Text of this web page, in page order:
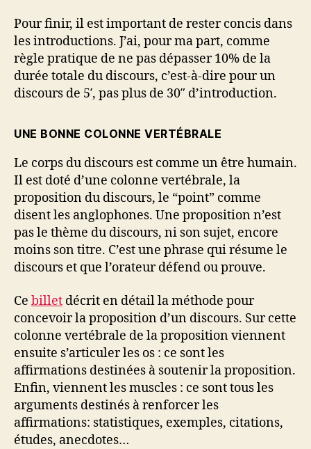
Pour finir, il est important de rester concis dans
les introductions. J’ai, pour ma part, comme
règle pratique de ne pas dépasser 10% de la
durée totale du discours, c’est-à-dire pour un
discours de 5′, pas plus de 30″ d’introduction.
UNE BONNE COLONNE VERTÉBRALE
Le corps du discours est comme un être humain.
Il est doté d’une colonne vertébrale, la
proposition du discours, le “point” comme
disent les anglophones. Une proposition n’est
pas le thème du discours, ni son sujet, encore
moins son titre. C’est une phrase qui résume le
discours et que l’orateur défend ou prouve.
Ce billet décrit en détail la méthode pour
concevoir la proposition d’un discours. Sur cette
colonne vertébrale de la proposition viennent
ensuite s’articuler les os : ce sont les
affirmations destinées à soutenir la proposition.
Enfin, viennent les muscles : ce sont tous les
arguments destinés à renforcer les
affirmations: statistiques, exemples, citations,
études, anecdotes…